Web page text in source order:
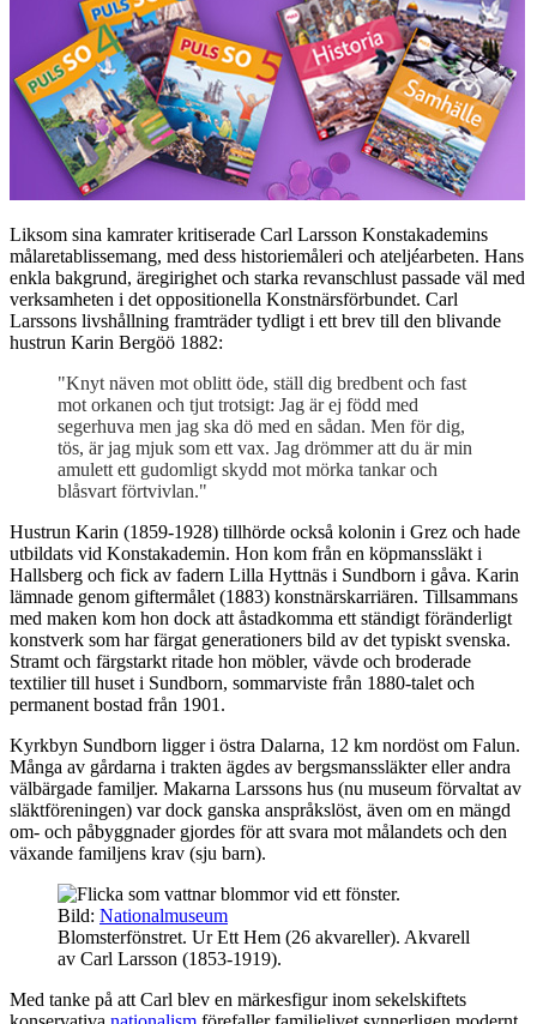
Liksom sina kamrater kritiserade Carl Larsson Konstakademins
målaretablissemang, med dess historiemåleri och ateljéarbeten. Hans
enkla bakgrund, äregirighet och starka revanschlust passade väl med
verksamheten i det oppositionella Konstnärsförbundet. Carl
Larssons livshållning framträder tydligt i ett brev till den blivande
hustrun Karin Bergöö 1882:
"Knyt näven mot oblitt öde, ställ dig bredbent och fast
mot orkanen och tjut trotsigt: Jag är ej född med
segerhuva men jag ska dö med en sådan. Men för dig,
tös, är jag mjuk som ett vax. Jag drömmer att du är min
amulett ett gudomligt skydd mot mörka tankar och
blåsvart förtvivlan."
Hustrun Karin (1859-1928) tillhörde också kolonin i Grez och hade
utbildats vid Konstakademin. Hon kom från en köpmanssläkt i
Hallsberg och fick av fadern Lilla Hyttnäs i Sundborn i gåva. Karin
lämnade genom giftermålet (1883) konstnärskarriären. Tillsammans
med maken kom hon dock att åstadkomma ett ständigt föränderligt
konstverk som har färgat generationers bild av det typiskt svenska.
Stramt och färgstarkt ritade hon möbler, vävde och broderade
textilier till huset i Sundborn, sommarviste från 1880-talet och
permanent bostad från 1901.
Kyrkbyn Sundborn ligger i östra Dalarna, 12 km nordöst om Falun.
Många av gårdarna i trakten ägdes av bergsmanssläkter eller andra
välbärgade familjer. Makarna Larssons hus (nu museum förvaltat av
släktföreningen) var dock ganska anspråkslöst, även om en mängd
om- och påbyggnader gjordes för att svara mot målandets och den
växande familjens krav (sju barn).
Bild: Nationalmuseum
Blomsterfönstret. Ur Ett Hem (26 akvareller). Akvarell
av Carl Larsson (1853-1919).
Med tanke på att Carl blev en märkesfigur inom sekelskiftets